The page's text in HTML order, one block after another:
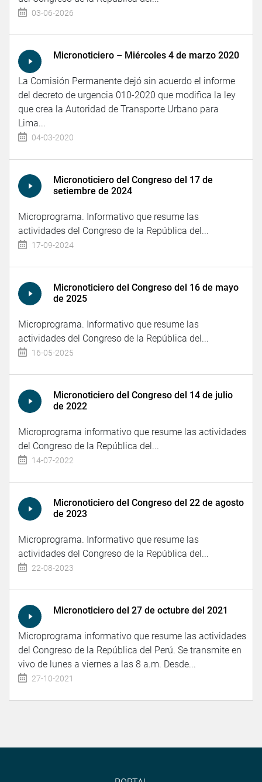
03-06-2026
Micronoticiero – Miércoles 4 de marzo 2020
La Comisión Permanente dejó sin acuerdo el informe
del decreto de urgencia 010-2020 que modifica la ley
que crea la Autoridad de Transporte Urbano para
Lima...
04-03-2020
Micronoticiero del Congreso del 17 de
setiembre de 2024
Microprograma. Informativo que resume las
actividades del Congreso de la República del...
17-09-2024
Micronoticiero del Congreso del 16 de mayo
de 2025
Microprograma. Informativo que resume las
actividades del Congreso de la República del...
16-05-2025
Micronoticiero del Congreso del 14 de julio
de 2022
Microprograma informativo que resume las actividades
del Congreso de la República del...
14-07-2022
Micronoticiero del Congreso del 22 de agosto
de 2023
Microprograma. Informativo que resume las
actividades del Congreso de la República del...
22-08-2023
Micronoticiero del 27 de octubre del 2021
Microprograma informativo que resume las actividades
del Congreso de la República del Perú. Se transmite en
vivo de lunes a viernes a las 8 a.m. Desde...
27-10-2021